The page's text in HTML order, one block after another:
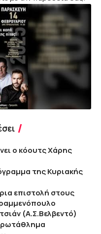
ο κόουτς Χάρης
της Κυριακής
επιστολή στους
(Α.Σ.Βελβεντό)